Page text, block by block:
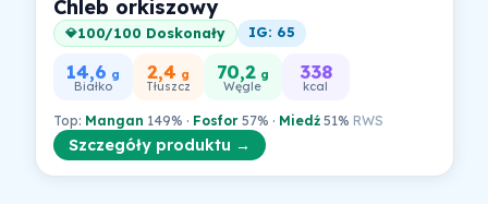
Chleb orkiszowy
💎100/100 Doskonały IG: 65
14,6 g
Białko
2,4 g
Tłuszcz
70,2 g
Węgle
338
kcal
Top: Mangan 149% · Fosfor57% · Miedź51% RWS
Szczegóły produktu →